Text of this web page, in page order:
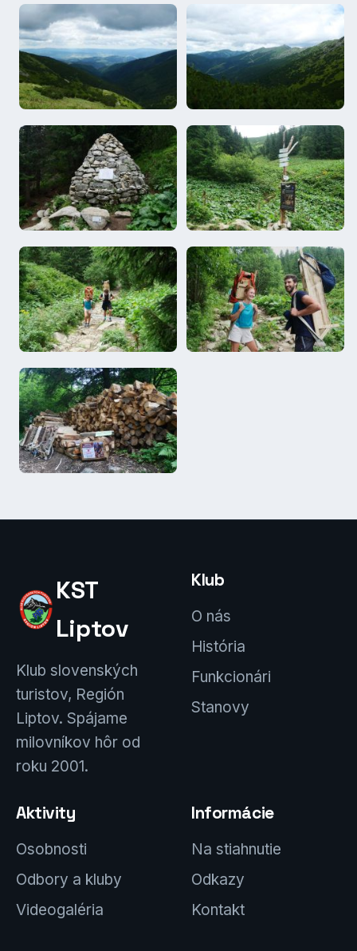
KST
Liptov
Klub slovenských
turistov, Región
Liptov. Spájame
milovníkov hôr od
roku 2001.
Klub
O nás
História
Funkcionári
Stanovy
Aktivity
Osobnosti
Odbory a kluby
Videogaléria
Informácie
Na stiahnutie
Odkazy
Kontakt